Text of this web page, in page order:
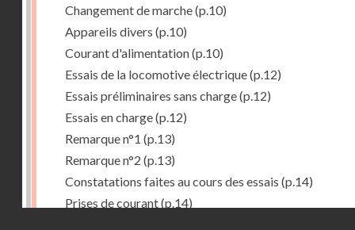
Changement de marche(p.10)
Appareils divers (p.10)
Courant d'alimentation(p.10)
Essais de la locomotive électrique(p.12)
Essais préliminaires sans charge(p.12)
Essais en charge(p.12)
Remarque n°1 (p.13)
Remarque n°2 (p.13)
Constatations faites au cours des essais (p.14)
Prises de courant(p.14)